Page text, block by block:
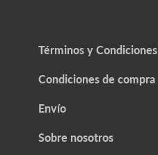
Términos y Condiciones
Condiciones de compra
Envío
Sobre nosotros